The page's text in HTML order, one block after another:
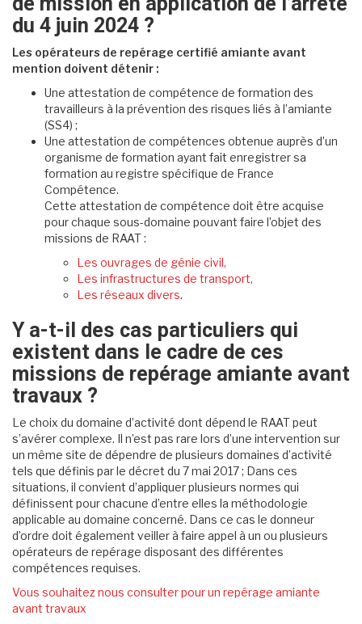
du 4 juin 2024 ?
Les opérateurs de repérage certifié amiante avant
mention doivent détenir :
Une attestation de compétence de formation des
travailleurs à la prévention des risques liés à l’amiante
(SS4) ;
Une attestation de compétences obtenue auprès d’un
organisme de formation ayant fait enregistrer sa
formation au registre spécifique de France
Compétence.
Cette attestation de compétence doit être acquise
pour chaque sous-domaine pouvant faire l’objet des
missions de RAAT :
Les ouvrages de génie civil,
Les infrastructures de transport,
Les réseaux divers.
Y a-t-il des cas particuliers qui
existent dans le cadre de ces
missions de repérage amiante avant
travaux ?
Le choix du domaine d’activité dont dépend le RAAT peut
s’avérer complexe. Il n’est pas rare lors d’une intervention sur
un même site de dépendre de plusieurs domaines d’activité
tels que définis par le décret du 7 mai 2017 ; Dans ces
situations, il convient d’appliquer plusieurs normes qui
définissent pour chacune d’entre elles la méthodologie
applicable au domaine concerné. Dans ce cas le donneur
d’ordre doit également veiller à faire appel à un ou plusieurs
opérateurs de repérage disposant des différentes
compétences requises.
Vous souhaitez nous consulter pour un repérage amiante
avant travaux